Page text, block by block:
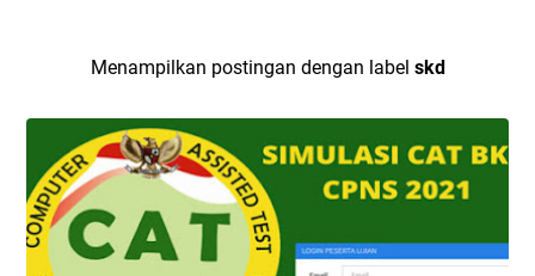
Menampilkan postingan dengan label skd